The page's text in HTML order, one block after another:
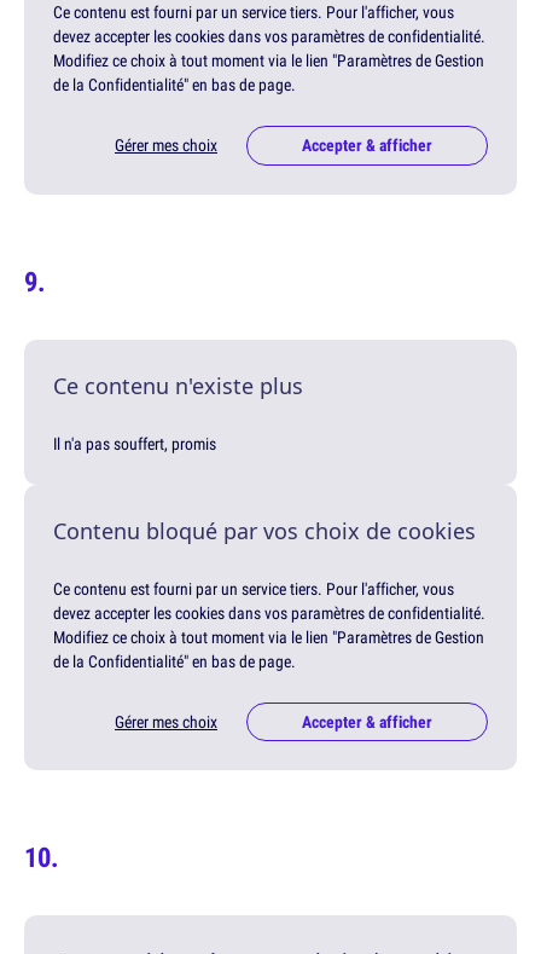
Ce contenu est fourni par un service tiers. Pour l'afficher, vous
devez accepter les cookies dans vos paramètres de confidentialité.
Modifiez ce choix à tout moment via le lien "Paramètres de Gestion
de la Confidentialité" en bas de page.
Gérer mes choix Accepter & afficher
Ce contenu n'existe plus
Il n'a pas souffert, promis
Contenu bloqué par vos choix de cookies
Ce contenu est fourni par un service tiers. Pour l'afficher, vous
devez accepter les cookies dans vos paramètres de confidentialité.
Modifiez ce choix à tout moment via le lien "Paramètres de Gestion
de la Confidentialité" en bas de page.
Gérer mes choix Accepter & afficher